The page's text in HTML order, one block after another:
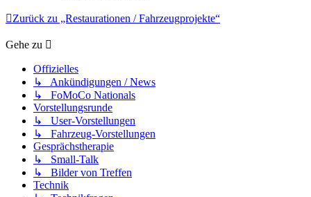
Zurück zu „Restaurationen / Fahrzeugprojekte“
Gehe zu
Offizielles
↳ Ankündigungen / News
↳ FoMoCo Nationals
Vorstellungsrunde
↳ User-Vorstellungen
↳ Fahrzeug-Vorstellungen
Gesprächstherapie
↳ Small-Talk
↳ Bilder von Treffen
Technik